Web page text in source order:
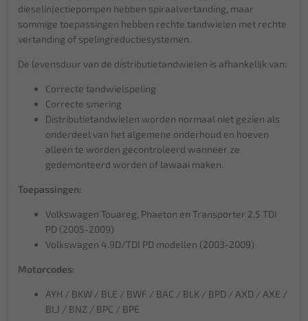
dieselinjectiepompen hebben spiraalvertanding, maar
sommige toepassingen hebben rechte tandwielen met rechte
vertanding of spelingreductiesystemen.
De levensduur van de distributietandwielen is afhankelijk van:
Correcte tandwielspeling
Correcte smering
Distributietandwielen worden normaal niet gezien als
onderdeel van het algemene onderhoud en hoeven
alleen te worden gecontroleerd wanneer ze
gedemonteerd worden of lawaai maken.
Toepassingen:
Volkswagen Touareg, Phaeton en Transporter 2.5 TDI
PD (2005-2009)
Volkswagen 4.9D/TDI PD modellen (2003-2009)
Motorcodes:
AYH / BKW / BLE / BWF / BAC / BLK / BPD / AXD / AXE /
BLJ / BNZ / BPC / BPE